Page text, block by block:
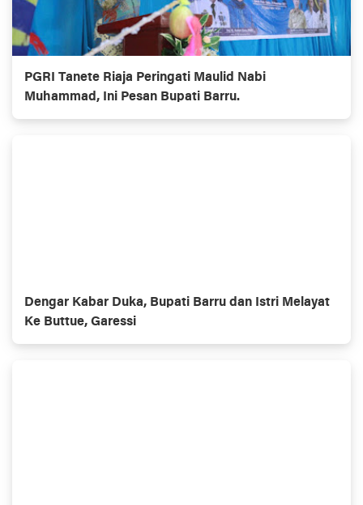
PGRI Tanete Riaja Peringati Maulid Nabi
Muhammad, Ini Pesan Bupati Barru.
Dengar Kabar Duka, Bupati Barru dan Istri Melayat
Ke Buttue, Garessi